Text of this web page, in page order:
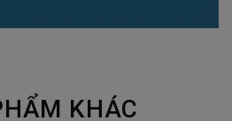
KHÁC